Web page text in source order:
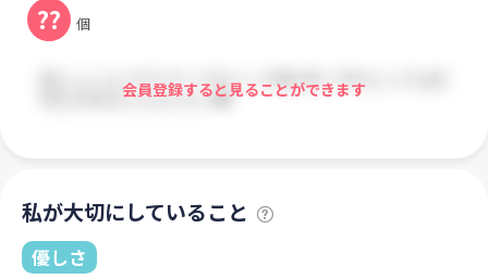
?? 個
会員登録すると見ることができます
私が大切にしていること
優しさ